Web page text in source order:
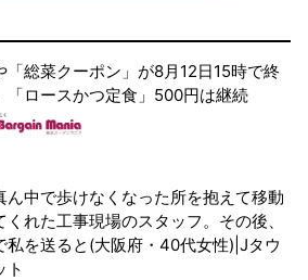
「総菜クーポン」が8月12日15時で終
「ロースかつ定食」500円は継続
ん中で歩けなくなった所を抱えて移動
くれた工事現場のスタッフ。その後、
私を送ると(大阪府・40代女性)|Jタウ
ト